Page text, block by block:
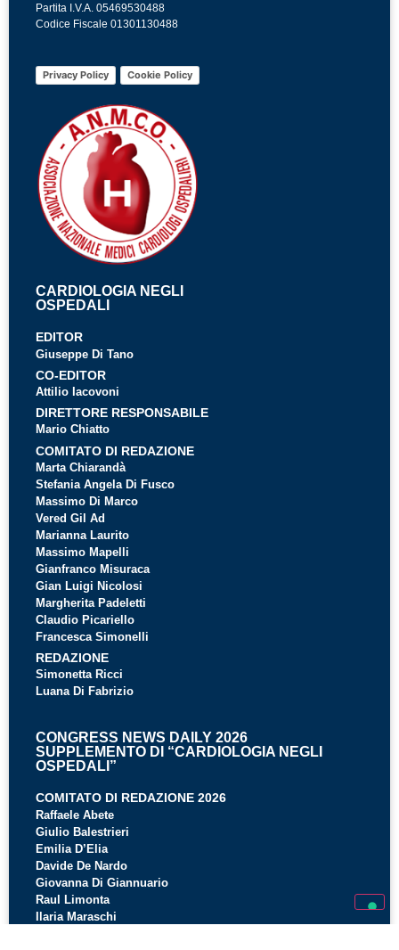
Partita I.V.A. 05469530488
Codice Fiscale 01301130488
Privacy Policy Cookie Policy
CARDIOLOGIA NEGLI
OSPEDALI
EDITOR
Giuseppe Di Tano
CO-EDITOR
Attilio Iacovoni
DIRETTORE RESPONSABILE
Mario Chiatto
COMITATO DI REDAZIONE
Marta Chiarandà
Stefania Angela Di Fusco
Massimo Di Marco
Vered Gil Ad
Marianna Laurito
Massimo Mapelli
Gianfranco Misuraca
Gian Luigi Nicolosi
Margherita Padeletti
Claudio Picariello
Francesca Simonelli
REDAZIONE
Simonetta Ricci
Luana Di Fabrizio
CONGRESS NEWS DAILY 2026
SUPPLEMENTO DI “CARDIOLOGIA NEGLI
OSPEDALI”
COMITATO DI REDAZIONE 2026
Raffaele Abete
Giulio Balestrieri
Emilia D’Elia
Davide De Nardo
Giovanna Di Giannuario
Raul Limonta
Ilaria Maraschi